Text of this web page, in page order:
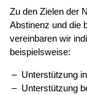
Zu den Zielen der
Abstinenz und die
vereinbaren wir
beispielsweise:
Unterstützung
Unterstützung